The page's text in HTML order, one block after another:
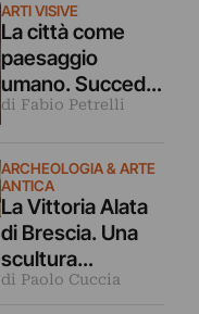
ARTI VISIVE
La città come
paesaggio
umano. Succede
nelle fotografie di
in mostra a
Roma
di Fabio Petrelli
ARCHEOLOGIA & ARTE
ANTICA
La Vittoria Alata
di Brescia. Una
scultura
leggendaria vista
di Paolo Cuccia